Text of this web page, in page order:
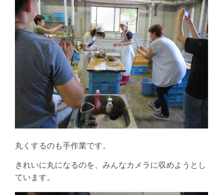
丸くするのも手作業です。
きれいに丸になるのを、みんなカメラに収めようとし
ています。